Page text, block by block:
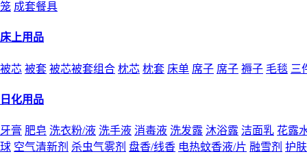
笼 成套餐具
床上用品
被芯 被套 被芯被套组合 枕芯 枕套 床单 席子 席子 褥子 毛毯 三
日化用品
牙膏 肥皂 洗衣粉/液 洗手液 消毒液 洗发露 沐浴露 洁面乳 花露
球 空气清新剂 杀虫气雾剂 盘香/线香 电热蚊香液/片 融雪剂 护